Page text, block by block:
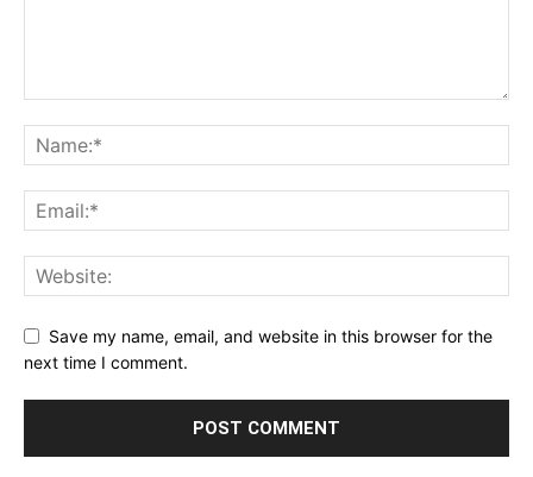
Save my name, email, and website in this browser for the
next time I comment.